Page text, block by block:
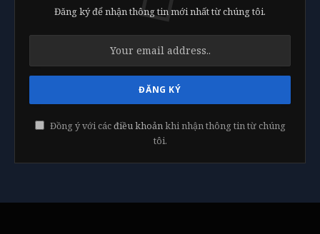
Đăng ký để nhận thông tin mới nhất từ chúng tôi.
Đồng ý với cácđiều khoảnkhi nhận thông tin từ chúng
tôi.